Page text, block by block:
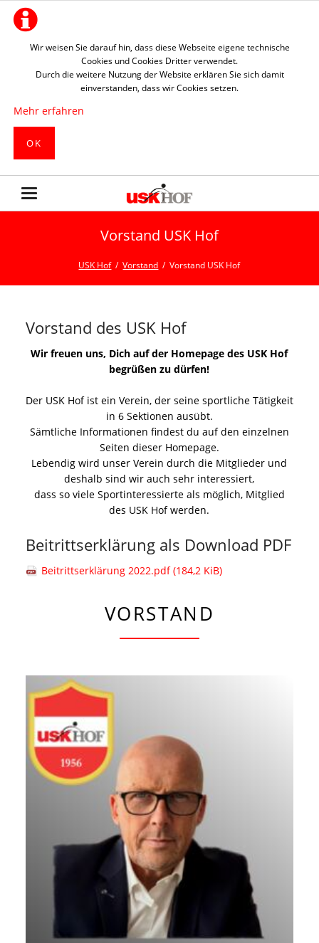
Wir weisen Sie darauf hin, dass diese Webseite eigene technische
Cookies und Cookies Dritter verwendet.
Durch die weitere Nutzung der Website erklären Sie sich damit
einverstanden, dass wir Cookies setzen.
Mehr erfahren
OK
Vorstand USK Hof
USK Hof Vorstand Vorstand USK Hof
Vorstand des USK Hof
Wir freuen uns, Dich auf der Homepage des USK Hof
begrüßen zu dürfen!
Der USK Hof ist ein Verein, der seine sportliche Tätigkeit
in 6 Sektionen ausübt.
Sämtliche Informationen findest du auf den einzelnen
Seiten dieser Homepage.
Lebendig wird unser Verein durch die Mitglieder und
deshalb sind wir auch sehr interessiert,
dass so viele Sportinteressierte als möglich, Mitglied
des USK Hof werden.
Beitrittserklärung als Download PDF
Beitrittserklärung 2022.pdf(184,2 KiB)
VORSTAND